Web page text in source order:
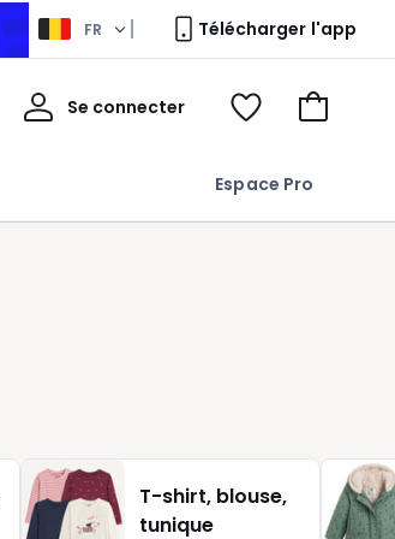
FR Télécharger l'app
Espace Pro
Se connecter
Mon
Voir
Aller
T-shirt, blouse,
tunique